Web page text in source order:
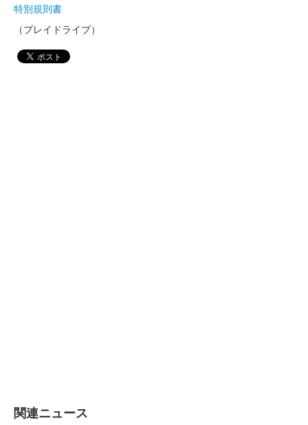
特別規則書
（プレイドライブ）
関連ニュース